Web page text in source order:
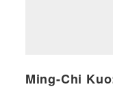
Ming-Chi